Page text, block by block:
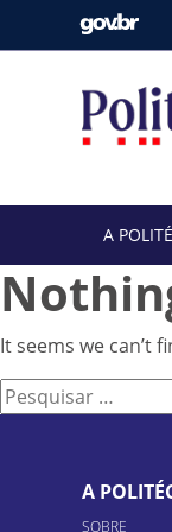
A
It seems we can’t
Pesquisar
por:
A
SOBRE